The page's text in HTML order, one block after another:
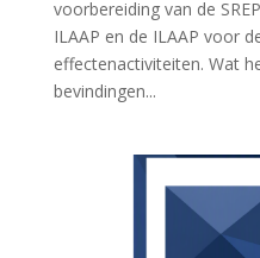
voorbereiding van de
ILAAP en de ILAAP voor
effectenactiviteiten. Wat
bevindingen...